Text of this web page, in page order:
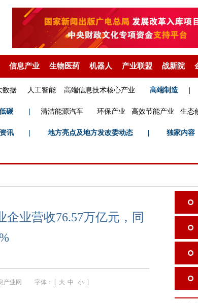
信息产业 生物医药 机器人 产业联盟 战新院
数据 人工智能 高端信息技术核心产业 高端制造
碳 清洁能源汽车 环保产业 高效节能产业 生态
讯 地方亮点及地方发改委动态 独家内容
业营收76.57万亿元，同
产业网 字体： [ 大 中 小 ]